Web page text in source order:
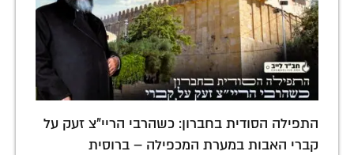
התפילה הסודית בחברון: כשהרבי הריי"צ זעק על
קברי האבות במערת המכפילה – ברוסית